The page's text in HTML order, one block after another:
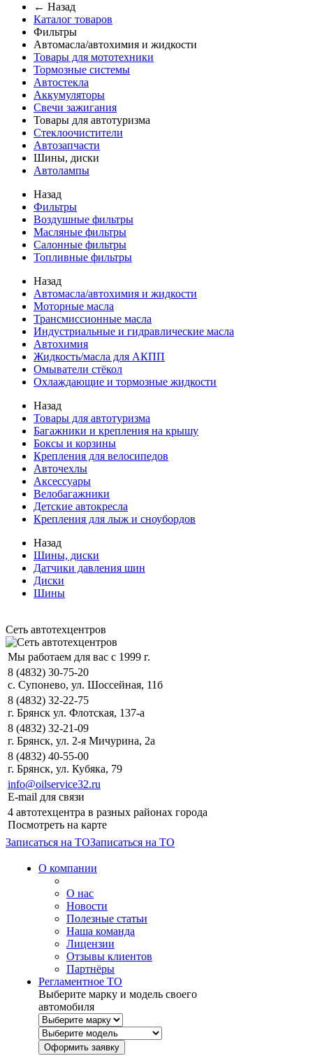
← Назад
Каталог товаров
Фильтры
Автомасла/автохимия и жидкости
Товары для мототехники
Тормозные системы
Автостекла
Аккумуляторы
Свечи зажигания
Товары для автотуризма
Стеклоочистители
Автозапчасти
Шины, диски
Автолампы
Назад
Фильтры
Воздушные фильтры
Масляные фильтры
Салонные фильтры
Топливные фильтры
Назад
Автомасла/автохимия и жидкости
Моторные масла
Трансмиссионные масла
Индустриальные и гидравлические масла
Автохимия
Жидкость/масла для АКПП
Омыватели стёкол
Охлаждающие и тормозные жидкости
Назад
Товары для автотуризма
Багажники и крепления на крышу
Боксы и корзины
Крепления для велосипедов
Авточехлы
Аксессуары
Велобагажники
Детские автокресла
Крепления для лыж и сноубордов
Назад
Шины, диски
Датчики давления шин
Диски
Шины
Сеть автотехцентров
Мы работаем для вас с 1999 г.
8 (4832) 30-75-20
с. Супонево, ул. Шоссейная, 11б
8 (4832) 32-22-75
г. Брянск ул. Флотская, 137-а
8 (4832) 32-21-09
г. Брянск, ул. 2-я Мичурина, 2а
8 (4832) 40-55-00
г. Брянск, ул. Кубяка, 79
info@oilservice32.ru
E-mail для связи
4 автотехцентра в разных районах города
Посмотреть на карте
Записаться на ТОЗаписаться на ТО
О компании
О нас
Новости
Полезные статьи
Наша команда
Лицензии
Отзывы клиентов
Партнёры
Регламентное ТО
Выберите марку и модель своего
автомобиля